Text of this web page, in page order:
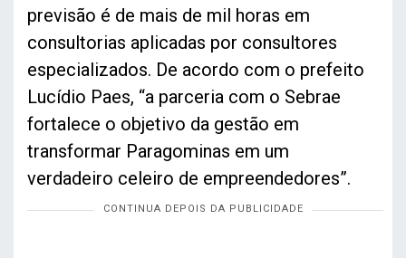
previsão é de mais de mil horas em
consultorias aplicadas por consultores
especializados. De acordo com o prefeito
Lucídio Paes, “a parceria com o Sebrae
fortalece o objetivo da gestão em
transformar Paragominas em um
verdadeiro celeiro de empreendedores”.